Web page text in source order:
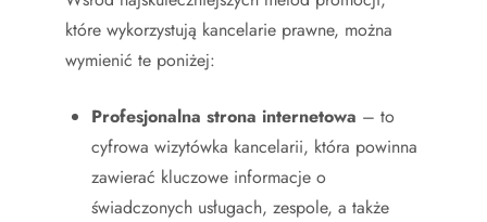
które wykorzystują kancelarie prawne, można
wymienić te poniżej:
Profesjonalna strona internetowa – to
cyfrowa wizytówka kancelarii, która powinna
zawierać kluczowe informacje o
świadczonych usługach, zespole, a także